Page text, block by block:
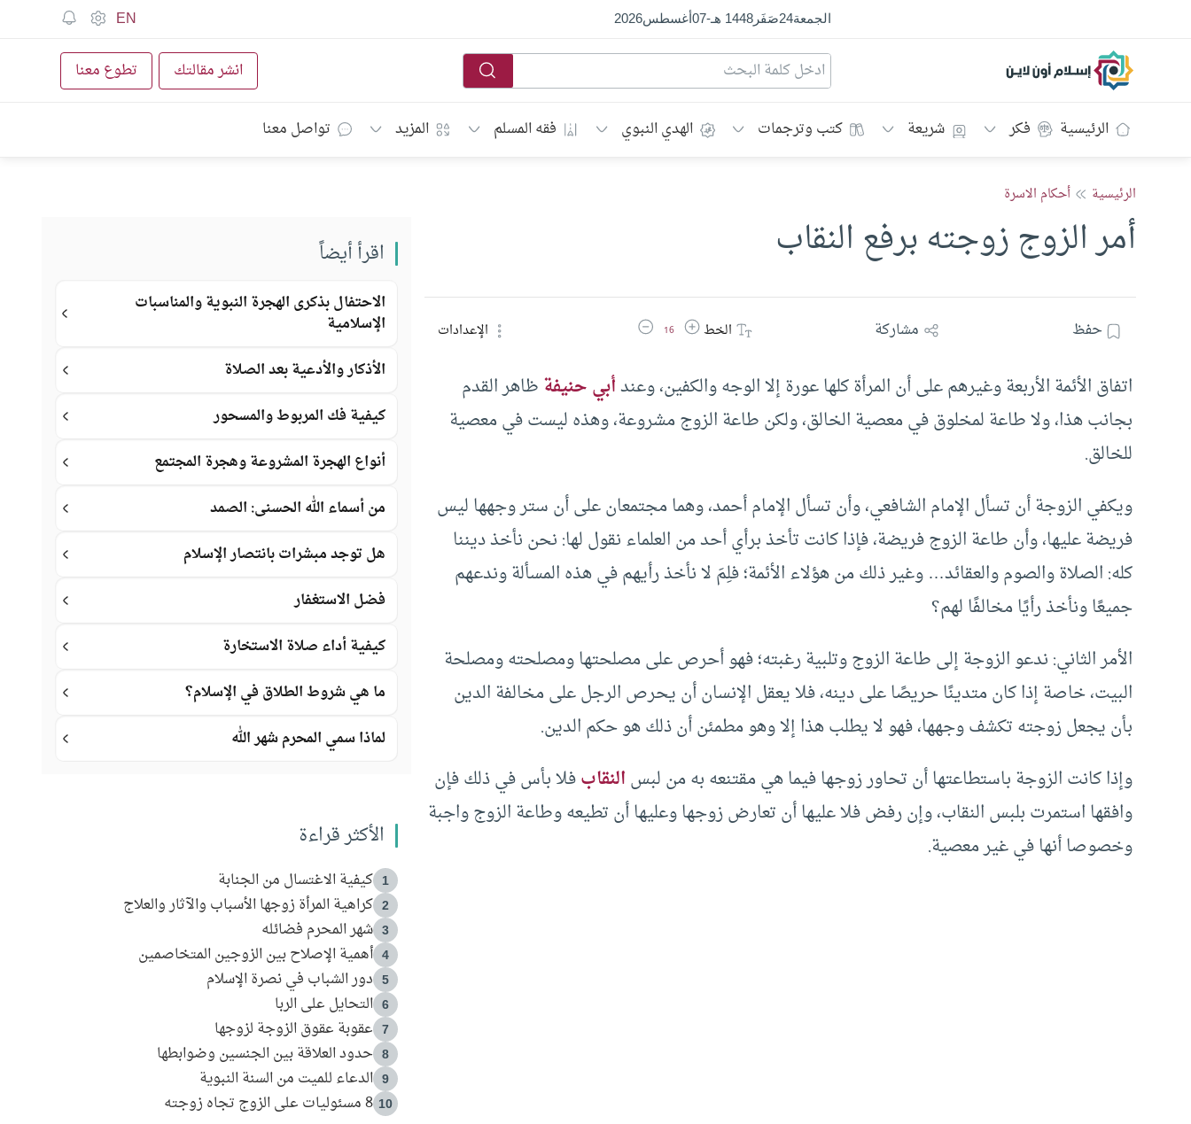
الجمعة24صَفَر1448 هـ -
07أغسطس2026
EN
إسلام أون لاين انشر مقالتك تطوع معنا
الرئيسية فكر شريعة كتب وترجمات الهدي النبوي فقه المسلم المزيد تواصل معنا
الرئيسية أحكام الاسرة
أمر الزوج زوجته برفع النقاب
حفظ مشاركة الخطزيادة حجم الخط
16 تقليل حجم الخط الإعدادات
اتفاق الأئمة الأربعة وغيرهم على أن المرأة كلها عورة إلا الوجه والكفين، وعندأبي حنيفةظاهر القدم
بجانب هذا، ولا طاعة لمخلوق في معصية الخالق، ولكن طاعة الزوج مشروعة، وهذه ليست في معصية
للخالق.
ويكفي الزوجة أن تسأل الإمام الشافعي، وأن تسأل الإمام أحمد، وهما مجتمعان على أن ستر وجهها ليس
فريضة عليها، وأن طاعة الزوج فريضة، فإذا كانت تأخذ برأي أحد من العلماء نقول لها: نحن نأخذ ديننا
كله: الصلاة والصوم والعقائد… وغير ذلك من هؤلاء الأئمة؛ فلِمَ لا نأخذ رأيهم في هذه المسألة وندعهم
جميعًا ونأخذ رأيًا مخالفًا لهم؟
الأمر الثاني: ندعو الزوجة إلى طاعة الزوج وتلبية رغبته؛ فهو أحرص على مصلحتها ومصلحته ومصلحة
البيت، خاصة إذا كان متدينًا حريصًا على دينه، فلا يعقل الإنسان أن يحرص الرجل على مخالفة الدين
بأن يجعل زوجته تكشف وجهها، فهو لا يطلب هذا إلا وهو مطمئن أن ذلك هو حكم الدين.
وإذا كانت الزوجة باستطاعتها أن تحاور زوجها فيما هي مقتنعه به من لبسالنقابفلا بأس في ذلك فإن
وافقها استمرت بلبس النقاب، وإن رفض فلا عليها أن تعارض زوجها وعليها أن تطيعه وطاعة الزوج واجبة
وخصوصا أنها في غير معصية.
اقرأ أيضاً
الاحتفال بذكرى الهجرة النبوية والمناسبات
الإسلامية
الأذكار والأدعية بعد الصلاة
كيفية فك المربوط والمسحور
أنواع الهجرة المشروعة وهجرة المجتمع
من أسماء الله الحسنى: الصمد
هل توجد مبشرات بانتصار الإسلام
فضل الاستغفار
كيفية أداء صلاة الاستخارة
ما هي شروط الطلاق في الإسلام؟
لماذا سمي المحرم شهر الله
الأكثر قراءة
1 كيفية الاغتسال من الجنابة
2 كراهية المرأة زوجها الأسباب والآثار والعلاج
3 شهر المحرم فضائله
4 أهمية الإصلاح بين الزوجين المتخاصمين
5 دور الشباب في نصرة الإسلام
6 التحايل على الربا
7 عقوبة عقوق الزوجة لزوجها
8 حدود العلاقة بين الجنسين وضوابطها
9 الدعاء للميت من السنة النبوية
10 8 مسئوليات على الزوج تجاه زوجته